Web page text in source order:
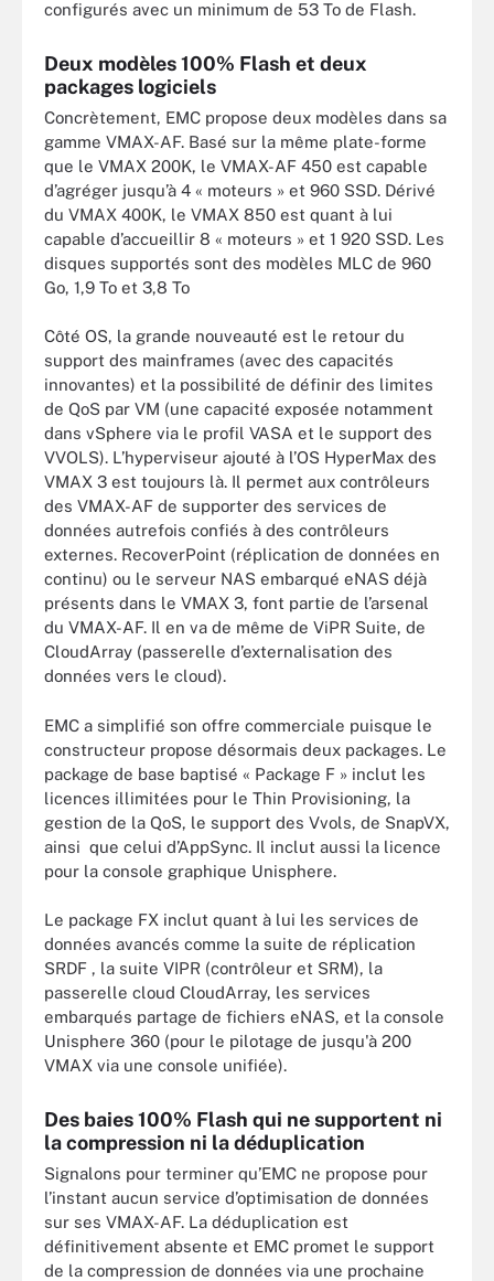
configurés avec un minimum de 53 To de Flash.
Deux modèles 100% Flash et deux
packages logiciels
Concrètement, EMC propose deux modèles dans sa
gamme VMAX-AF. Basé sur la même plate-forme
que le VMAX 200K, le VMAX-AF 450 est capable
d’agréger jusqu’à 4 « moteurs » et 960 SSD. Dérivé
du VMAX 400K, le VMAX 850 est quant à lui
capable d’accueillir 8 « moteurs » et 1 920 SSD. Les
disques supportés sont des modèles MLC de 960
Go, 1,9 To et 3,8 To
Côté OS, la grande nouveauté est le retour du
support des mainframes (avec des capacités
innovantes) et la possibilité de définir des limites
de QoS par VM (une capacité exposée notamment
dans vSphere via le profil VASA et le support des
VVOLS). L’hyperviseur ajouté à l’OS HyperMax des
VMAX 3 est toujours là. Il permet aux contrôleurs
des VMAX-AF de supporter des services de
données autrefois confiés à des contrôleurs
externes. RecoverPoint (réplication de données en
continu) ou le serveur NAS embarqué eNAS déjà
présents dans le VMAX 3, font partie de l’arsenal
du VMAX-AF. Il en va de même de ViPR Suite, de
CloudArray (passerelle d’externalisation des
données vers le cloud).
EMC a simplifié son offre commerciale puisque le
constructeur propose désormais deux packages. Le
package de base baptisé « Package F » inclut les
licences illimitées pour le Thin Provisioning, la
gestion de la QoS, le support des Vvols, de SnapVX,
ainsi que celui d’AppSync. Il inclut aussi la licence
pour la console graphique Unisphere.
Le package FX inclut quant à lui les services de
données avancés comme la suite de réplication
SRDF , la suite VIPR (contrôleur et SRM), la
passerelle cloud CloudArray, les services
embarqués partage de fichiers eNAS, et la console
Unisphere 360 (pour le pilotage de jusqu'à 200
VMAX via une console unifiée).
Des baies 100% Flash qui ne supportent ni
la compression ni la déduplication
Signalons pour terminer qu’EMC ne propose pour
l’instant aucun service d’optimisation de données
sur ses VMAX-AF. La déduplication est
définitivement absente et EMC promet le support
de la compression de données via une prochaine